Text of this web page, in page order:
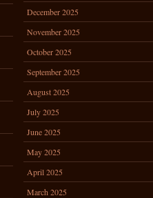
December 2025
November 2025
October 2025
September 2025
August 2025
July 2025
June 2025
May 2025
April 2025
March 2025